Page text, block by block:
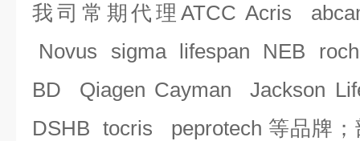
我司常期代理ATCC Acris
Novus sigma lifespan NEB
BD Qiagen Cayman Jackson
DSHB tocris peprotech 等品牌